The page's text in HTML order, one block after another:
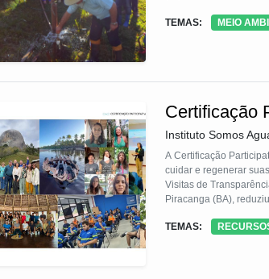
encontradas em lojas
TEMAS: MEIO
Certificação
Instituto Somos
A Certificação
cuidar e regenerar
Visitas de
Piracanga (BA),
TEMAS: